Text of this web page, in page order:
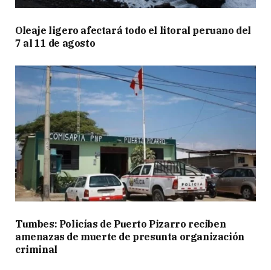
Oleaje ligero afectará todo el litoral peruano del
7 al 11 de agosto
Tumbes: Policías de Puerto Pizarro reciben
amenazas de muerte de presunta organización
criminal